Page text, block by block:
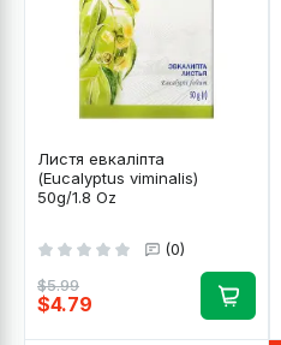
Листя евкаліпта
(Eucalyptus viminalis)
50g/1.8 Oz
(0)
$4.79
$5.99